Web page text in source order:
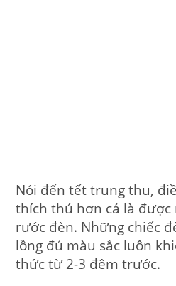
Nói đến tết trung thu,
thích thú hơn cả là
rước đèn. Những chiếc
lồng đủ màu sắc luôn
thức từ 2-3 đêm trước.